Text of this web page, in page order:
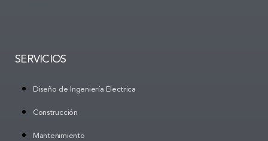
SERVICIOS
Diseño de Ingeniería Electrica
Construcción
Mantenimiento